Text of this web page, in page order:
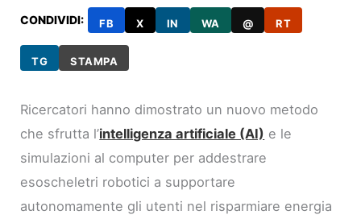
CONDIVIDI: FB X IN WA @ RT
TG STAMPA
Ricercatori hanno dimostrato un nuovo metodo
che sfrutta l’intelligenza artificiale (AI) e le
simulazioni al computer per addestrare
esoscheletri robotici a supportare
autonomamente gli utenti nel risparmiare energia